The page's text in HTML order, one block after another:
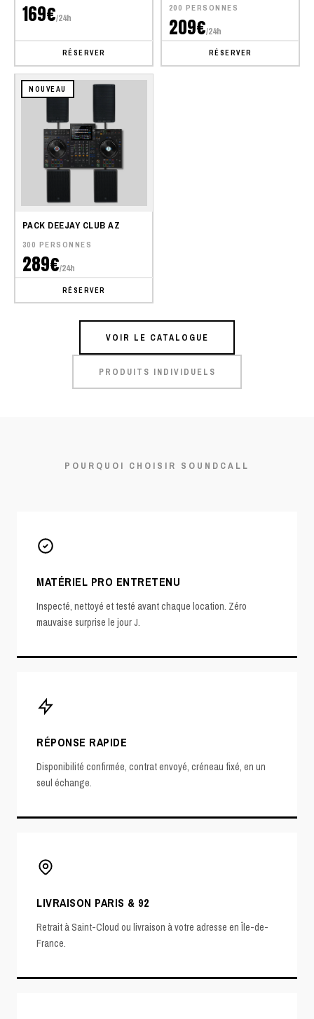
169€/24h
RÉSERVER
200 PERSONNES
209€/24h
RÉSERVER
NOUVEAU
PACK DEEJAY CLUB AZ
300 PERSONNES
289€/24h
RÉSERVER
VOIR LE CATALOGUE
PRODUITS INDIVIDUELS
POURQUOI CHOISIR SOUNDCALL
MATÉRIEL PRO ENTRETENU
Inspecté, nettoyé et testé avant chaque location. Zéro
mauvaise surprise le jour J.
RÉPONSE RAPIDE
Disponibilité confirmée, contrat envoyé, créneau fixé, en un
seul échange.
LIVRAISON PARIS & 92
Retrait à Saint-Cloud ou livraison à votre adresse en Île-de-
France.